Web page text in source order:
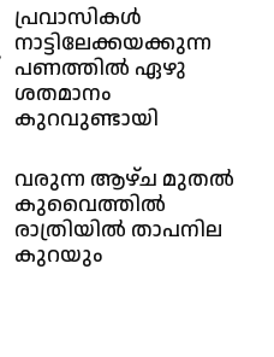
പ്രവാസികള്‍
നാട്ടിലേക്കയക്കുന്ന
പണത്തില്‍ ഏഴു
ശതമാനം
കുറവുണ്ടായി
വരുന്ന ആഴ്ച മുതൽ
കുവൈത്തിൽ
രാത്രിയിൽ താപനില
കുറയും